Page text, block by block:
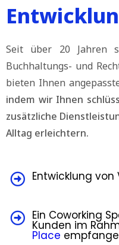
Seit über 20 Jahren
Buchhaltungs- und
bieten Ihnen
indem wir Ihnen
zusätzliche
Alltag erleichtern.
Entwicklung
Ein Coworking
Kunden im
Place